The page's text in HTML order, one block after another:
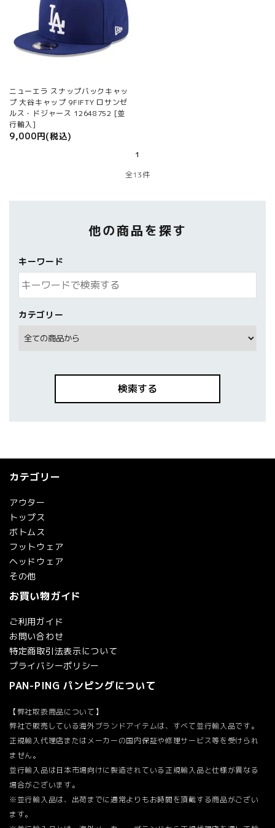
ニューエラ スナップバックキャッ
プ 大谷キャップ 9FIFTY ロサンゼ
ルス・ドジャース 12648752 [並
行輸入]
9,000円(税込)
1
全13件
他の商品を探す
キーワード
カテゴリー
検索する
キーワード
カテゴリー
カテゴリー
アウター
トップス
ボトムス
フットウェア
ヘッドウェア
その他
お買い物ガイド
ご利用ガイド
お問い合わせ
特定商取引法表示について
プライバシーポリシー
PAN-PING パンピングについて
【弊社取扱商品について】
弊社で販売している海外ブランドアイテムは、すべて並行輸入品です。
正規輸入代理店またはメーカーの国内保証や修理サービス等を受けられ
ません。
並行輸入品は日本市場向けに製造されている正規輸入品と仕様が異なる
場合がございます。
※並行輸入品は、出荷までに通常よりもお時間を頂戴する商品がござい
ます。